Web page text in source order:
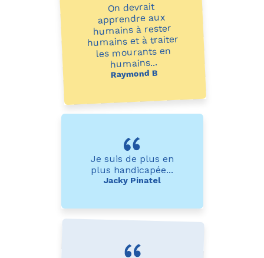
On devrait
apprendre aux
humains à rester
humains et à traiter
les mourants en
humains...
Raymond B
Je suis de plus en
plus handicapée...
Jacky Pinatel